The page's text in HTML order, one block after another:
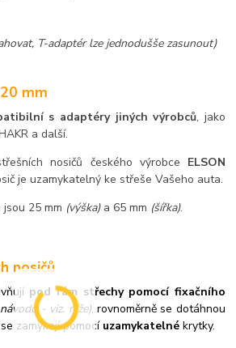
T-adaptér lze jednodušše zasunout)
mm
s adaptéry jiných výrobců, jako
a další.
nosičů českého výrobce ELSON
je uzamykatelný ke střeše Vašeho auta.
25 mm (výška)a 65 mm (šířka).
nosičů
pod rám střechy pomocí fixačního
- viz. níže), rovnoměrně se dotáhnou
zamykají pomocí uzamykatelné krytky.